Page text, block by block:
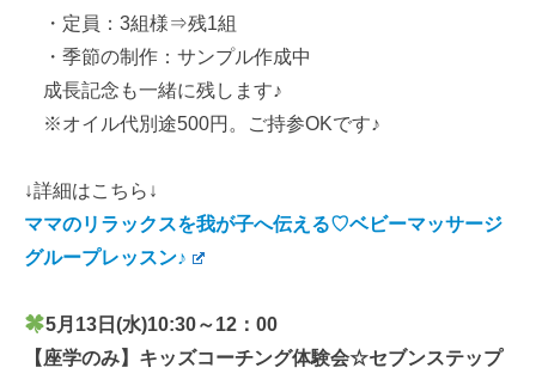
・定員：3組様⇒残1組
・季節の制作：サンプル作成中
成長記念も一緒に残します♪
※オイル代別途500円。ご持参OKです♪
↓詳細はこちら↓
ママのリラックスを我が子へ伝える♡ベビーマッサージ
グループレッスン♪
5月13 日(水)10:30～12：00
【座学のみ】キッズコーチング体験会☆セブンステップ